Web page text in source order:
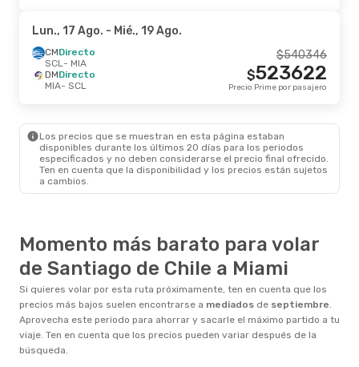
Lun., 17 Ago. - Mié., 19 Ago.
CMDirecto
SCL- MIA
DMDirecto
MIA- SCL
540346
$
523622
$
Precio Prime por pasajero
Los precios que se muestran en esta página estaban
disponibles durante los últimos 20 días para los periodos
especificados y no deben considerarse el precio final ofrecido.
Ten en cuenta que la disponibilidad y los precios están sujetos
a cambios.
Momento más barato para volar
de Santiago de Chile a Miami
Si quieres volar por esta ruta próximamente, ten en cuenta que los
precios más bajos suelen encontrarse a mediados de septiembre.
Aprovecha este periodo para ahorrar y sacarle el máximo partido a tu
viaje. Ten en cuenta que los precios pueden variar después de la
búsqueda.